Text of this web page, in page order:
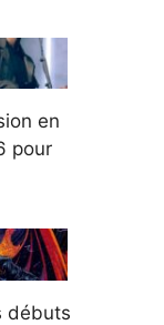
en
pour
débuts